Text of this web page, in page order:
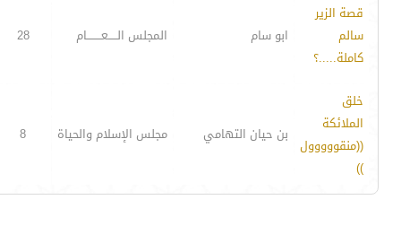
قصة الزير
سالم
كاملة.....؟
ابو سام المجلس الـــــعــــــــام 28
خلق
الملائكة
((منقووووول
))
بن حيان التهامي مجلس الإسلام والحياة 8